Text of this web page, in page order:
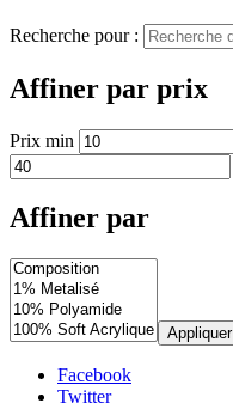
Recherche pour :
Affiner par prix
Prix min
Affiner par
Appliquer
Facebook
Twitter